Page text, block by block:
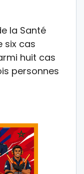
la Santé
six cas
huit cas
personnes